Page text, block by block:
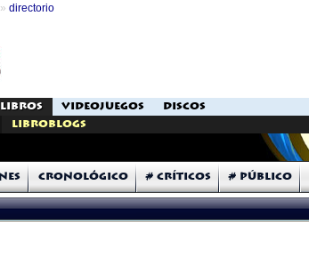
directorio
LIBROS VIDEOJUEGOS
DISCOS
Libroblogs
Cronológico # Críticos # Público